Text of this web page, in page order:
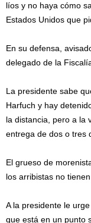
líos y no haya cómo
Estados Unidos que
En su defensa,
delegado de la
La presidente sabe
Harfuch y hay
la distancia, pero a la
entrega de dos o tres
El grueso de
los arribistas no
A la presidente le
que está en un punto